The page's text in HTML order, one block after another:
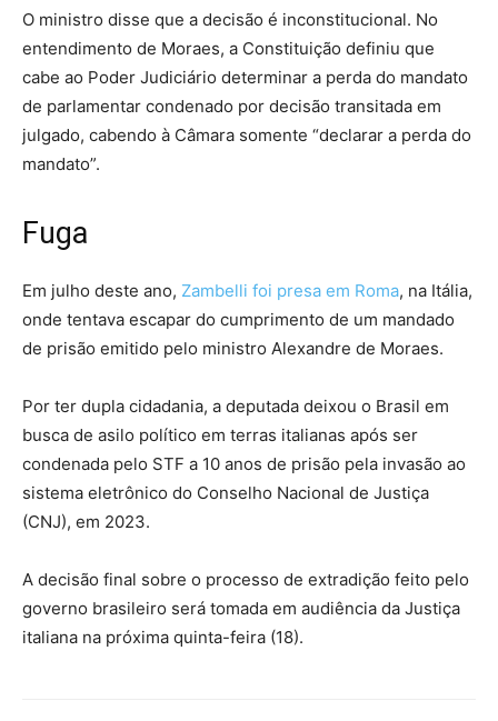
O ministro disse que a decisão é inconstitucional. No
entendimento de Moraes, a Constituição definiu que
cabe ao Poder Judiciário determinar a perda do mandato
de parlamentar condenado por decisão transitada em
julgado, cabendo à Câmara somente “declarar a perda do
mandato”.
Fuga
Em julho deste ano, Zambelli foi presa em Roma, na Itália,
onde tentava escapar do cumprimento de um mandado
de prisão emitido pelo ministro Alexandre de Moraes.
Por ter dupla cidadania, a deputada deixou o Brasil em
busca de asilo político em terras italianas após ser
condenada pelo STF a 10 anos de prisão pela invasão ao
sistema eletrônico do Conselho Nacional de Justiça
(CNJ), em 2023.
A decisão final sobre o processo de extradição feito pelo
governo brasileiro será tomada em audiência da Justiça
italiana na próxima quinta-feira (18).